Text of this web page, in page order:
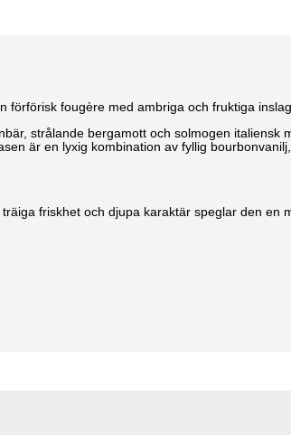
förförisk fougère med ambriga och fruktiga
strålande bergamott och solmogen italiensk
är en lyxig kombination av fyllig
friskhet och djupa karaktär speglar den